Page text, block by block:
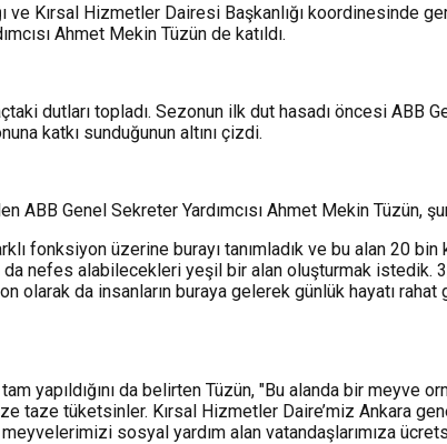
Kırsal Hizmetler Dairesi Başkanlığı koordinesinde
Ahmet Mekin Tüzün de katıldı.
dutları topladı. Sezonun ilk dut hasadı öncesi ABB
katkı sunduğunun altını çizdi.
ABB Genel Sekreter Yardımcısı Ahmet Mekin Tüzün,
fonksiyon üzerine burayı tanımladık ve bu alan 20 bin
da nefes alabilecekleri yeşil bir alan oluşturmak istedik.
da insanların buraya gelerek günlük hayatı
yapıldığını da belirten Tüzün, "Bu alanda bir meyve
taze tüketsinler. Kırsal Hizmetler Daire’miz Ankara
sosyal yardım alan vatandaşlarımıza